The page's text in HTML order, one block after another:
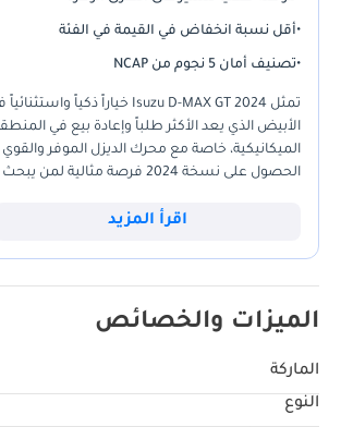
•أقل نسبة انخفاض في القيمة في الفئة
•تصنيف أمان 5 نجوم من NCAP
الميكانيكية، خاصة مع محرك الديزل الموفر
الحصول على نسخة 2024
الإضافية التي تقدمها لمسات GT.
اقرأ المزيد
الميزات والخصائص
الماركة
النوع